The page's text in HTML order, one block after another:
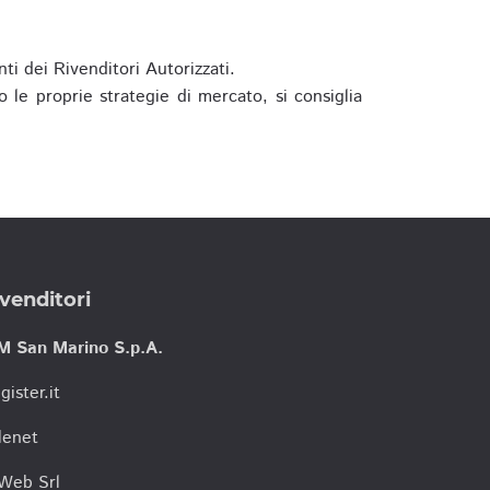
dei Rivenditori Autorizzati.
le proprie strategie di mercato, si consiglia
San Marino S.p.A.
Srl